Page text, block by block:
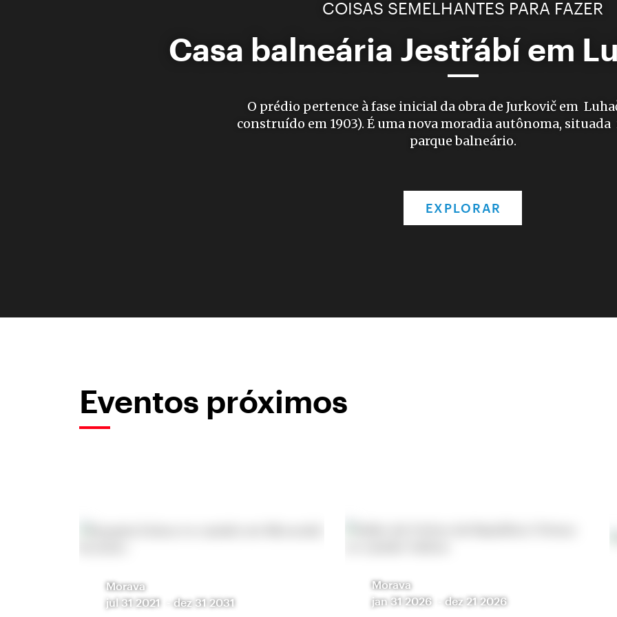
COISAS SEMELHANTES PARA FAZER
Casa balneária Jestřábí em
O prédio pertence à fase inicial da obra de Jurkovič em
construído em 1903). É uma nova moradia autônoma, situada
parque balneário.
EXPLORAR
Eventos próximos
Morava
jul 31 2021
-dez 31 2031
Morava
jan 31 2026
-dez 21 2026